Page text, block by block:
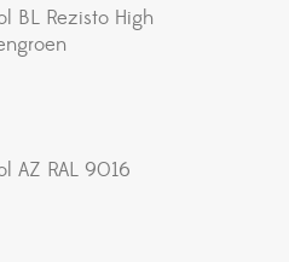
BL Rezisto High
AZ RAL 9016